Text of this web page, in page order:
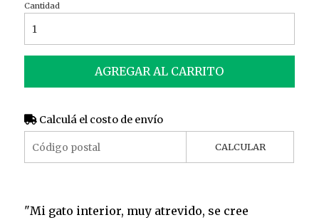
Cantidad
AGREGAR AL CARRITO
Calculá el costo de envío
CALCULAR
"Mi gato interior, muy atrevido, se cree